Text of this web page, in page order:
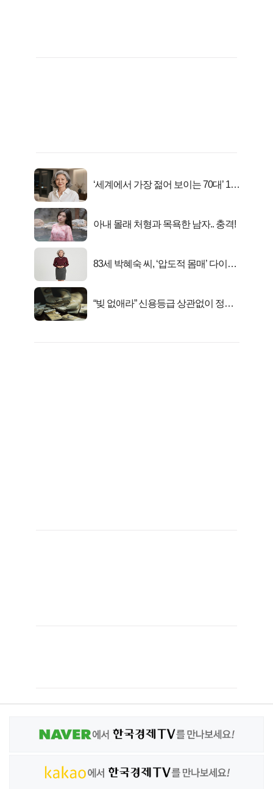
‘세계에서 가장 젊어 보이는 70대’ 1위
아내 몰래 처형과 목욕한 남자.. 충격!
83세 박혜숙 씨, ‘압도적 몸매’ 다이어
“빚 없애라” 신용등급 상관없이 정부